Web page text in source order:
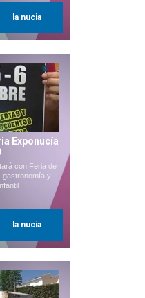
la nucia
Exponucía
con Feria de
gastronomía y
la nucia